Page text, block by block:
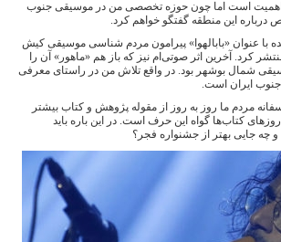
اهمیت است اما چون حوزه تخصصی من در موسیقی جنوب
این منطقه گفتگو خواهم کرد.
با عنوان «بابالهوا» پیرامون مردم شناسی موسیقی کیش
کرد. آخرین اثر صوتی‌ام نیز که باز هم «ماهور» آن را
شمال بوشهر بود. در ‌واقع تلاش من در راستای معرفی
ایران است.
مردم ما روز به روز از مقوله پژوهش و کتاب بیشتر
کتاب‌ها گواه این حرف است. در این باره باید
چه جایی بهتر از جشنواره فجر؟